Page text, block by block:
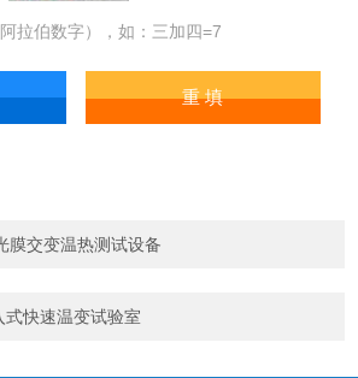
拉伯数字），如：三加四=7
膜交变温热测试设备
式快速温变试验室